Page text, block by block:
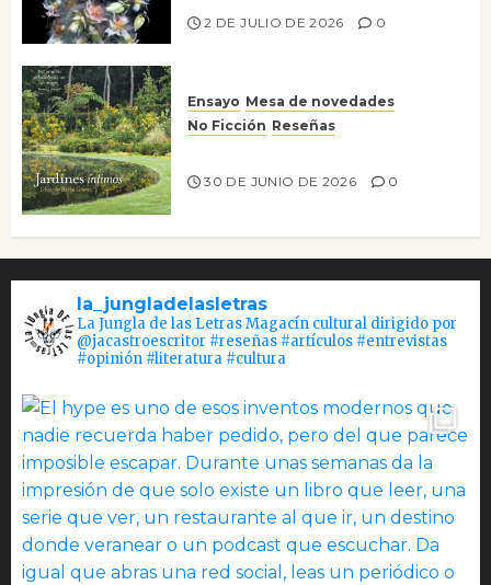
2 DE JULIO DE 2026 0
Ensayo Mesa de novedades
No Ficción Reseñas
30 DE JUNIO DE 2026 0
la_jungladelasletras
La Jungla de las Letras Magacín cultural dirigido por
@jacastroescritor #reseñas #artículos #entrevistas
#opinión #literatura #cultura